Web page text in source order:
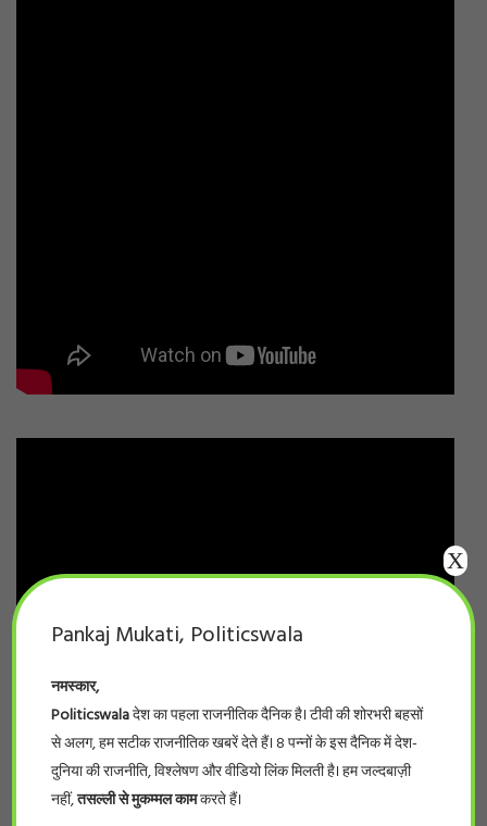
Pankaj Mukati, Politicswala
नमस्कार,
Politicswalaदेश का पहला राजनीतिक दैनिक है। टीवी की शोरभरी बहसों
से अलग, हम सटीक राजनीतिक खबरें देते हैं। 8 पन्नों के इस दैनिक में देश-
दुनिया की राजनीति, विश्लेषण और वीडियो लिंक मिलती है। हम जल्दबाज़ी
नहीं,तसल्ली से मुकम्मल कामकरते हैं।
X